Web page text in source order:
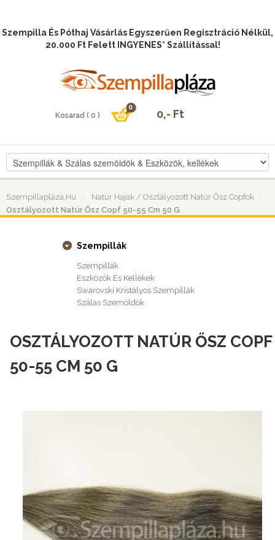
Szempilla És Póthaj Vásárlás Egyszerűen Regisztráció Nélkül,
20.000 Ft Felett INGYENES* Szállítással!
Szempillapláza.hu
Natúr Hajak / Osztályozott Natúr Ősz Copfok
Osztályozott Natúr Ősz Copf 50-55 Cm 50 G
Szempillák
Szempillák
Eszközök És Kellékek
Swarovski Kristályos Szempillák
Szálas Szemöldök
OSZTÁLYOZOTT NATÚR ŐSZ COPF
50-55 CM 50 G